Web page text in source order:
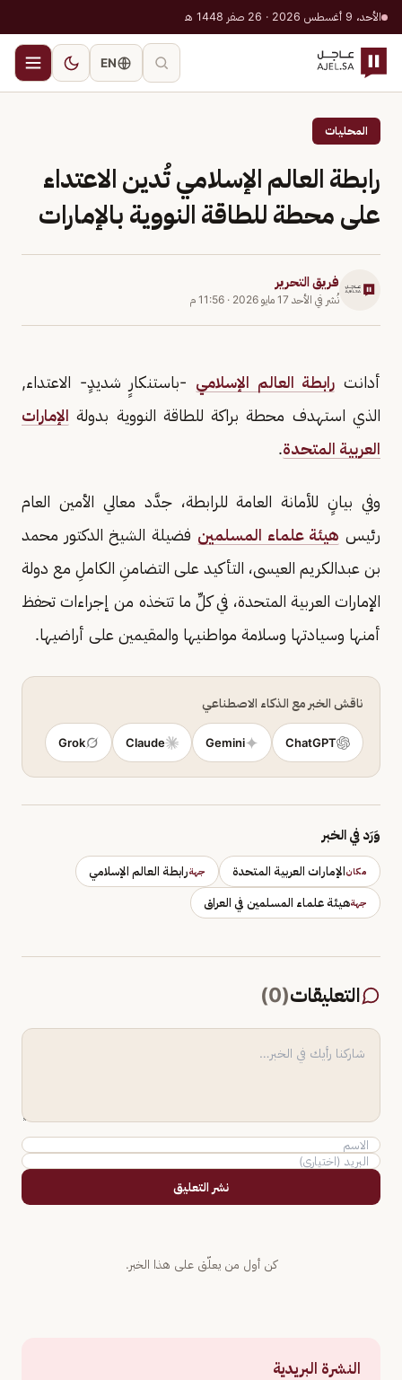
الأحد، 9 أغسطس 2026 · 26 صفر 1448 هـ
EN
المحليات
رابطة العالم الإسلامي تُدين الاعتداء
على محطة للطاقة النووية بالإمارات
فريق التحرير
نُشر في الأحد 17 مايو 2026 · 11:56 م
أدانت رابطة العالم الإسلامي -باستنكارٍ شديدٍ- الاعتداء,
الذي استهدف محطة براكة للطاقة النووية بدولة الإمارات
العربية المتحدة.
وفي بيانٍ للأمانة العامة للرابطة، جدَّد معالي الأمين العام
رئيس هيئة علماء المسلمين فضيلة الشيخ الدكتور محمد
بن عبدالكريم العيسى، التأكيد على التضامنِ الكاملِ مع دولة
الإمارات العربية المتحدة، في كلِّ ما تتخذه من إجراءات تحفظ
أمنها وسيادتها وسلامة مواطنيها والمقيمين على أراضيها.
ناقش الخبر مع الذكاء الاصطناعي
ChatGPT
Gemini
Claude
Grok
وَرَد في الخبر
مكانالإمارات العربية المتحدة جهةرابطة العالم الإسلامي
جهةهيئة علماء المسلمين في العراق
التعليقات(
0
)
نشر التعليق
كن أول من يعلّق على هذا الخبر.
النشرة البريدية